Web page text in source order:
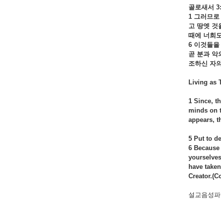
골로새서
1 그러므로
고 땅엣 것
때에
너희
6 이것들을
곧 분과 악
조하신 자의
Living as
1 Since,
minds on
appears,
5 Put to
6
have
설교음성